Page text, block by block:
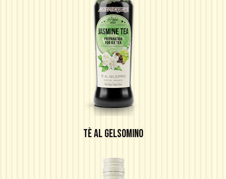
TÈ AL GELSOMINO